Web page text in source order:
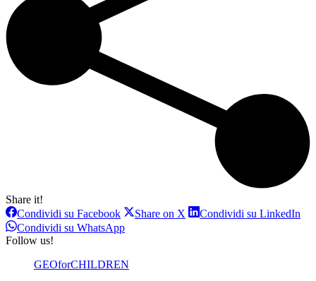
Share it!
Condividi su FacebookCondividi
su
Facebook
Share on X Condividi
Condividi su LinkedIn
Condividi su WhatsAppCondividi
Follow us!
GEOforCHILDREN